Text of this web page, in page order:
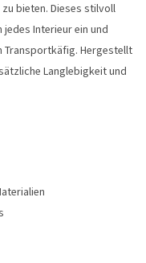
bieten. Dieses stilvoll
Interieur ein und
Transportkäfig. Hergestellt
Langlebigkeit und